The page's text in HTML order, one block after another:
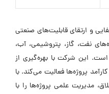
و ارتقای قابلیت‌های صنعتی
نفت، گاز، پتروشیمی، آب،
این شرکت با بهره‌گیری از
پروژه‌ها فعالیت می‌کند. با
مدیریت علمی پروژه‌ها را با